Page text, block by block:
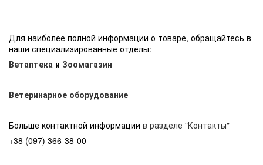
Для наиболее полной информации о товаре, обращайтесь в
наши специализированные отделы:
Ветаптека и Зоомагазин
Ветеринарное оборудование
Больше контактной информации в разделе "Контакты"
+38 (097) 366-38-00